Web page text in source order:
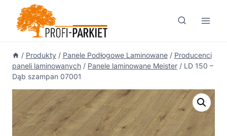
Przejdź
treści
/ Produkty / Panele Podłogowe Laminowane / Producenci
paneli laminowanych / Panele laminowane Meister / LD 150 –
Dąb szampan 07001